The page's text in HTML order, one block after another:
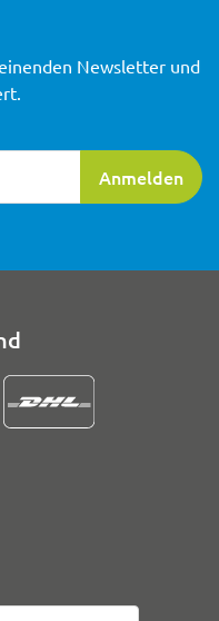
Anmelden
Newsletter und